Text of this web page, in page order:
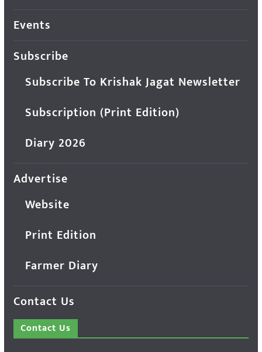
Events
Subscribe
Subscribe To Krishak Jagat Newsletter
Subscription (Print Edition)
Diary 2026
Advertise
Website
Print Edition
Farmer Diary
Contact Us
Contact Us